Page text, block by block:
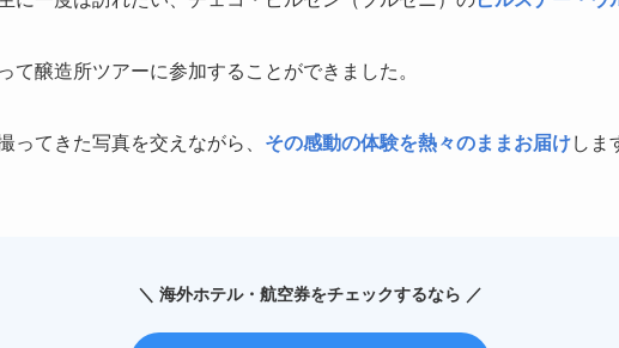
て醸造所ツアーに参加することができました。
ってきた写真を交えながら、 その感動の体験を熱々のままお届けしま
＼ 海外ホテル・航空券をチェックするなら ／